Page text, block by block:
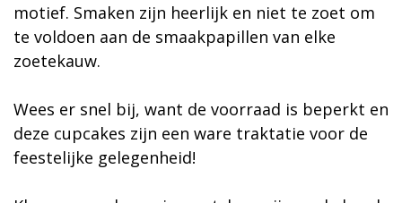
motief. Smaken zijn heerlijk en niet te zoet om
te voldoen aan de smaakpapillen van elke
zoetekauw.
Wees er snel bij, want de voorraad is beperkt en
deze cupcakes zijn een ware traktatie voor de
feestelijke gelegenheid!